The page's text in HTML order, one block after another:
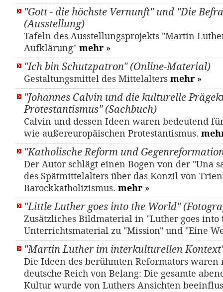
"Gott - die höchste Vernunft" und "Die
(Ausstellung)
Tafeln des Ausstellungsprojekts "Martin
Aufklärung" mehr »
"Ich bin Schutzpatron" (Online-Material)
Gestaltungsmittel des Mittelalters mehr »
"Johannes Calvin und die kulturelle
Protestantismus" (Sachbuch)
Calvin und dessen Ideen waren bedeutend
wie außereuropäischen Protestantismus.
"Katholische Reform und
Der Autor schlägt einen Bogen von der "Una
des Spätmittelalters über das Konzil von
Barockkatholizismus. mehr »
"Little Luther goes into the World"
Zusätzliches Bildmaterial in "Luther goes into
Unterrichtsmaterial zu "Mission" und "Eine
"Martin Luther im interkulturellen
Die Ideen des berühmten Reformators
deutsche Reich von Belang: Die gesamte
Kultur wurde von Luthers Ansichten